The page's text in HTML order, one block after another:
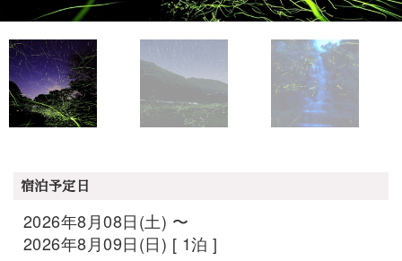
宿泊予定日
2026年8月08日(土) 〜
2026年8月09日(日) [ 1泊 ]